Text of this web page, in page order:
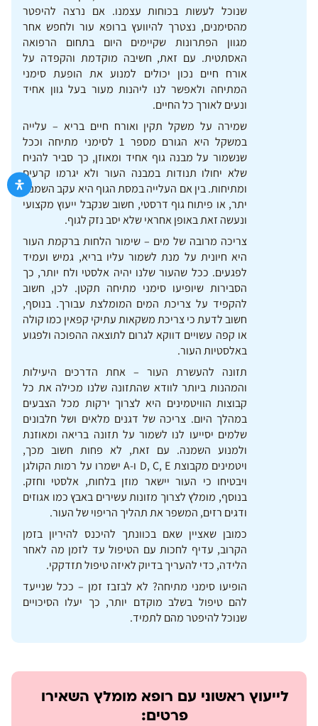
שנוכל לעשות בכוחות עצמנו. אם נרצה להיפטר
מהסימנים, נצטרך להיוועץ ברופא עור ולחפש אחר
מגוון הפתרונות שקיימים היום בתחום הרפואה
האסתטית. עם זאת, חשיבה מוקדמת והקפדה על
אורח חיים נכון יכולים למנוע את הופעת סימני
המתיחה ולאפשר לנו ליהנות מעור בעל גוון אחיד
ונעים לאורך כל החיים.
שמירה על משקל תקין ואורח חיים בריא – עלייה
במשקל היא הגורם מספר 1 לסימני מתיחה וככל
שנשמור על מבנה גוף אחיד ומאוזן, כך סביר להניח
שלא יחולו תנודות במבנה העור ולא יגרמו קרעים
ומתיחות. בין אם העלייה במסת הגוף היא עקב השמנת
יתר, או פיתוח גוף דרסטי, חשוב שנקבל ייעוץ מקצועי
ונעשה זאת באופן אחראי שלא יסב נזק לגוף.
צריכה מרובה של מים – שימור הלחות ברקמת העור
היא חיונית על מנת לשמור עליו בריא, גמיש ועמיד
לפגעים. ככל שהעור שלנו יהיה אלסטי ולח יותר, כך
הסבירות שיופיעו סימני מתיחה תקטן. לכן, חשוב
להקפיד על צריכת המים המומלצת עבורך. בנוסף,
חשוב לדעת כי צריכת משקאות עתיקי קפאין כמו קולה
או קפה עשויים דווקא לגרום לתוצאה ההפוכה ולפגוע
באלסטיות העור.
תזונה להעשרת העור – אחת הדרכים היעילות
והמהנות ביותר לוודא שהתזונה שלנו מכילה את כל
קבוצות הוויטמינים היא לצרוך ירקות מכל הצבעים
במהלך היום. צריכה של דגנים מלאים ושל חלבונים
שלמים יסייעו לנו לשמור על תזונה בריאה ומאוזנת
ולמנוע השמנה. עם זאת, לא פחות חשוב מכך,
ויטמינים מקבוצת D, C, E ו-A ישמרו על רמות הקולגן
ויבטיחו כי העור יישאר מוזן בלחות, אלסטי וחזק.
בנוסף, מומלץ לצרוך מזונות עשירים באבץ כמו אגוזים
ודגים רזים, המשפר את תהליך הריפוי של העור.
כמובן שאציין שאם בכוונתך להיכנס להיריון בזמן
הקרוב, עדיף לחכות עם הטיפול עד לזמן מה לאחר
הלידה, כדי להעריך בדיוק לאיזה טיפול תזדקקי.
הופיעו סימני מתיחה? לא לבזבז זמן – ככל שנייעד
להם טיפול בשלב מוקדם יותר, כך יעלו הסיכויים
שנוכל להיפטר מהם לתמיד.
לייעוץ ראשוני עם רופא מומלץ השאירו
פרטים: